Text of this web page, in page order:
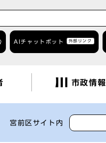
AIチャットボット 外部リンク
市政情報
宮前区サイト内